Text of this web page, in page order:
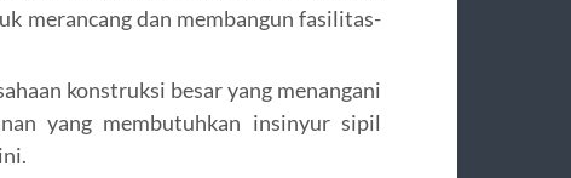
merancang dan membangun fasilitas-
konstruksi besar yang menangani
yang membutuhkan insinyur sipil